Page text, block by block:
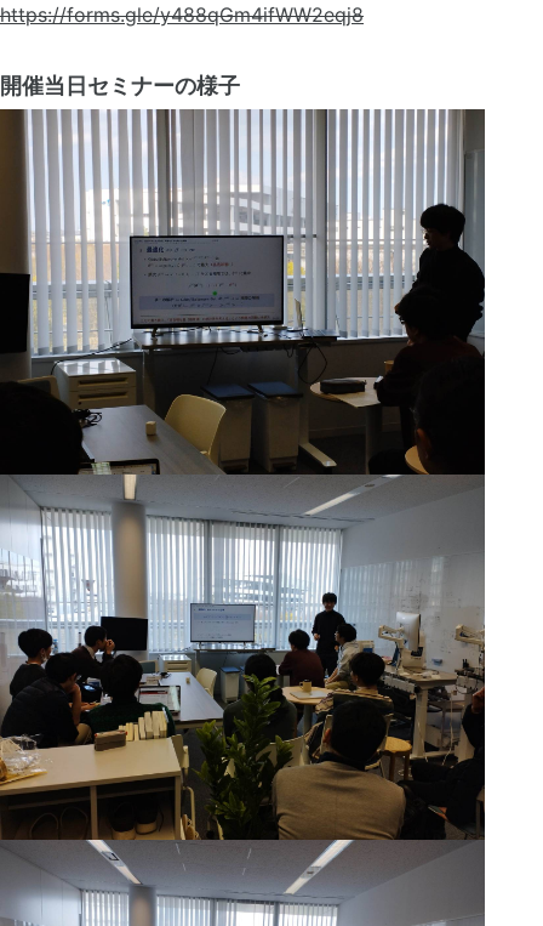
https://forms.gle/y488qGm4ifWW2eqj8
開催当日セミナーの様子